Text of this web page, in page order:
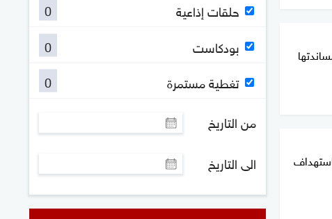
حلقات إذاعية
0
بودكاست
0
تغطية مستمرة
0
من التاريخ
الى التاريخ